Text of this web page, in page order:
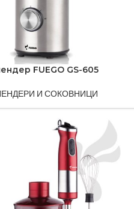
FUEGO GS-605
И СОКОВНИЦИ